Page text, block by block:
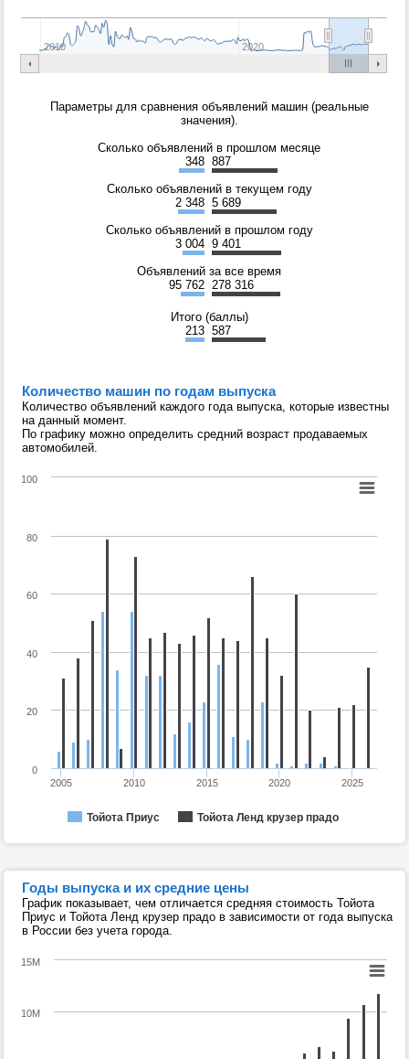
2010 2020
Параметры для сравнения объявлений машин (реальные
значения).
Сколько объявлений в прошлом месяце
348 887
Сколько объявлений в текущем году
2 348 5 689
Сколько объявлений в прошлом году
3 004 9 401
Объявлений за все время
95 762 278 316
Итого (баллы)
213 587
Количество машин по годам выпуска
Количество объявлений каждого года выпуска, которые известны
на данный момент.
По графику можно определить средний возраст продаваемых
автомобилей.
Тойота Приус Тойота Ленд крузер прадо
2005 2010 2015 2020 2025
0
20
40
60
80
100
Годы выпуска и их средние цены
График показывает, чем отличается средняя стоимость Тойота
Приус и Тойота Ленд крузер прадо в зависимости от года выпуска
в России без учета города.
10M
15M